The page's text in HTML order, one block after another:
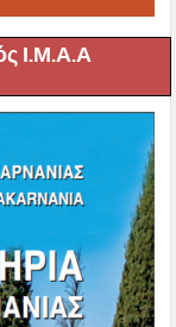
Ι.Μ.Α.Α